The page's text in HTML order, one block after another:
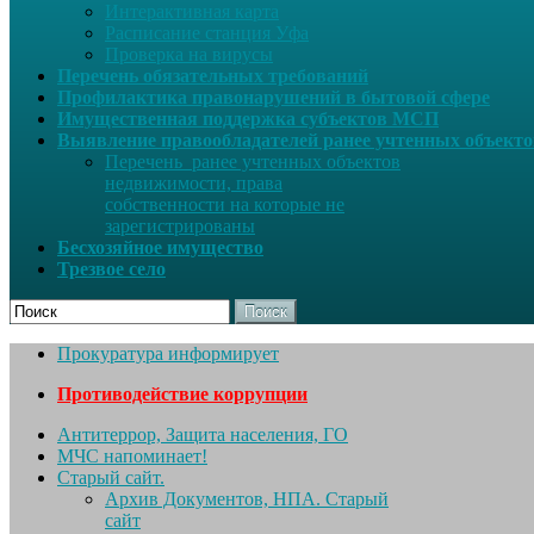
Интерактивная карта
Расписание станция Уфа
Проверка на вирусы
Перечень обязательных требований
Профилактика правонарушений в бытовой сфере
Имущественная поддержка субъектов МСП
Выявление правообладателей ранее учтенных
Перечень ранее учтенных объектов
недвижимости, права
собственности на которые не
зарегистрированы
Бесхозяйное имущество
Трезвое село
Поиск
Прокуратура информирует
Противодействие коррупции
Антитеррор, Защита населения, ГО
МЧС напоминает!
Старый сайт.
Архив Документов, НПА. Старый
сайт